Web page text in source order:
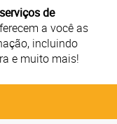
serviços de
a você as
incluindo
e muito mais!